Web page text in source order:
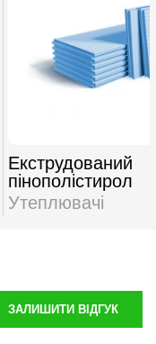
Екструдований
пінополістирол
Утеплювачі
ЗАЛИШИТИ ВІДГУК